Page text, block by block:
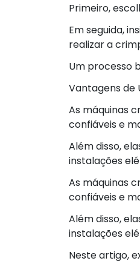
Primeiro,
Em seguida,
realizar a
Um processo
Vantagens de
As máquinas
confiáveis e
Além disso,
instalações
As máquinas
confiáveis e
Além disso,
instalações
Neste artigo,